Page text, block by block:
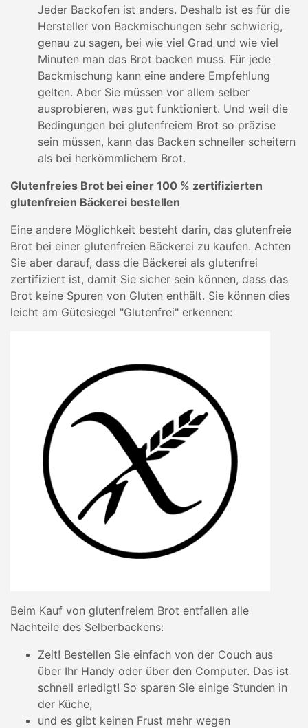
Jeder Backofen ist anders. Deshalb ist es für die
Hersteller von Backmischungen sehr schwierig,
genau zu sagen, bei wie viel Grad und wie viel
Minuten man das Brot backen muss. Für jede
Backmischung kann eine andere Empfehlung
gelten. Aber Sie müssen vor allem selber
ausprobieren, was gut funktioniert. Und weil die
Bedingungen bei glutenfreiem Brot so präzise
sein müssen, kann das Backen schneller scheitern
als bei herkömmlichem Brot.
Glutenfreies Brot bei einer 100 % zertifizierten
glutenfreien Bäckerei bestellen
Eine andere Möglichkeit besteht darin, das glutenfreie
Brot bei einer glutenfreien Bäckerei zu kaufen. Achten
Sie aber darauf, dass die Bäckerei als glutenfrei
zertifiziert ist, damit Sie sicher sein können, dass das
Brot keine Spuren von Gluten enthält. Sie können dies
leicht am Gütesiegel "Glutenfrei" erkennen:
Beim Kauf von glutenfreiem Brot entfallen alle
Nachteile des Selberbackens:
Zeit! Bestellen Sie einfach von der Couch aus
über Ihr Handy oder über den Computer. Das ist
schnell erledigt! So sparen Sie einige Stunden in
der Küche,
und es gibt keinen Frust mehr wegen